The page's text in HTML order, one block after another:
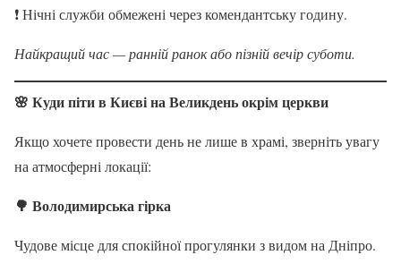
❗ Нічні служби обмежені через комендантську годину.
Найкращий час — ранній ранок або пізній вечір суботи.
🌸 Куди піти в Києві на Великдень окрім церкви
Якщо хочете провести день не лише в храмі, зверніть увагу
на атмосферні локації:
🌳 Володимирська гірка
Чудове місце для спокійної прогулянки з видом на Дніпро.